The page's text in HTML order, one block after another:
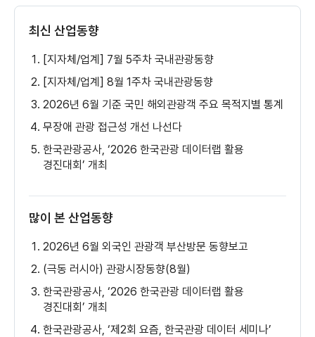
최신 산업동향
[지자체/업계] 7월 5주차 국내관광동향
[지자체/업계] 8월 1주차 국내관광동향
2026년 6월 기준 국민 해외관광객 주요 목적지별 통계
무장애 관광 접근성 개선 나선다
한국관광공사, ‘2026 한국관광 데이터랩 활용
경진대회’ 개최
많이 본 산업동향
2026년 6월 외국인 관광객 부산방문 동향보고
(극동 러시아) 관광시장동향(8월)
한국관광공사, ‘2026 한국관광 데이터랩 활용
경진대회’ 개최
한국관광공사, ‘제2회 요즘, 한국관광 데이터 세미나’